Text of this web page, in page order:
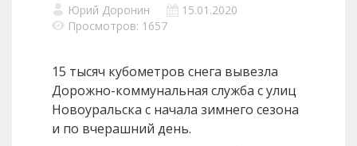
Юрий Доронин
15.01.2020
Просмотров: 1657
15 тысяч кубометров снега вывезла
Дорожно-коммунальная служба с улиц
Новоуральска с начала зимнего сезона
и по вчерашний день.